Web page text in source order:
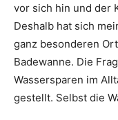
vor sich hin und der
Deshalb hat sich
ganz besonderen
Badewanne. Die
Wassersparen im
gestellt. Selbst die